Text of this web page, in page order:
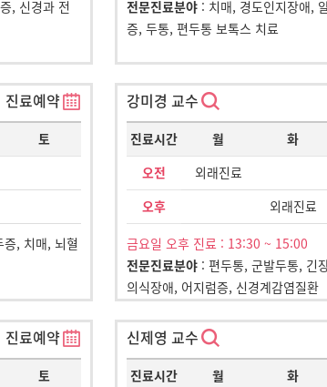
, 신경과 전
전문진료분야: 치매, 경도인지장애,
증, 두통, 편두통 보톡스 치료
진료예약
토
증, 치매, 뇌혈
강미경 교수
진료시간 월 화
오전 외래진료
오후 외래진료
금요일 오후 진료 : 13:30 ~ 15:00
전문진료분야: 편두통, 군발두통, 긴
의식장애, 어지럼증, 신경계감염질환
진료예약
토
신제영 교수
진료시간 월 화